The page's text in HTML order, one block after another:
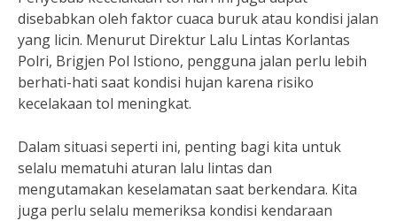
disebabkan oleh faktor cuaca buruk atau kondisi jalan
yang licin. Menurut Direktur Lalu Lintas Korlantas
Polri, Brigjen Pol Istiono, pengguna jalan perlu lebih
berhati-hati saat kondisi hujan karena risiko
kecelakaan tol meningkat.
Dalam situasi seperti ini, penting bagi kita untuk
selalu mematuhi aturan lalu lintas dan
mengutamakan keselamatan saat berkendara. Kita
juga perlu selalu memeriksa kondisi kendaraan